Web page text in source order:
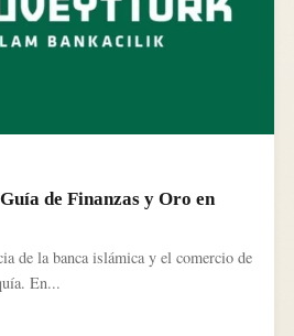
de Finanzas y Oro en
de la banca islámica y el comercio de
En...